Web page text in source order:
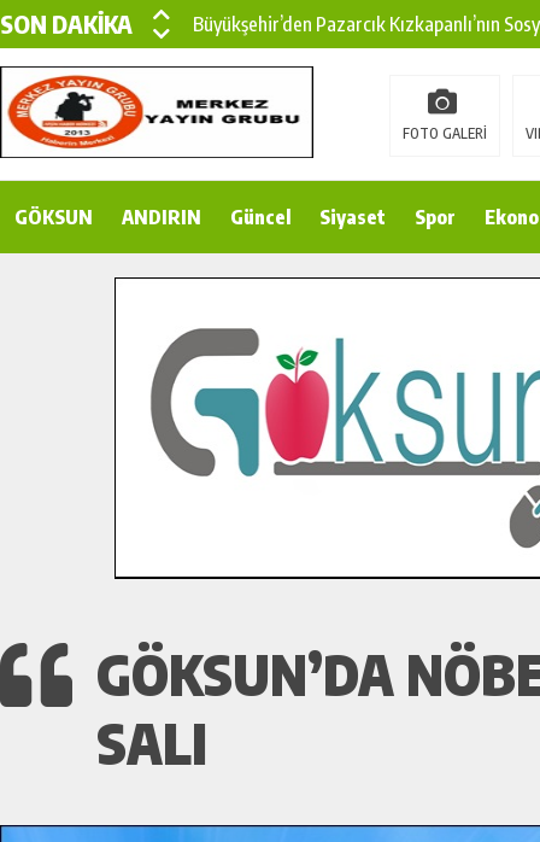
SON DAKİKA
Büyükşehir’den Pazarcık Kızkapanlı’nın
Büyükşehir’den Pazarcık Kırsalına Modern
Çin’den KSÜ’ye Uluslararası Başarı:
Gençler Pusula Maraş Kampında Yeni
İlçe Jandarma Komutanı Karakaya’dan
Bertiz’in Yeni Köprüsünde Sona Doğru.
FOTO GALERİ
GÖKSUN ANDIRIN Güncel Siyaset Spor
GÖKSUN’DA
SALI